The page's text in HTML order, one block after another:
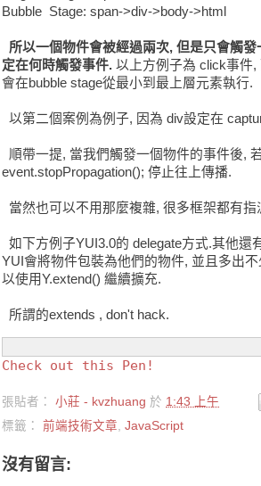
Bubble Stage: span->div->body->html
所以一個物件會被經過兩次, 但是只會觸
定在何時觸發事件. 以上方例子為 click事件,
會在bubble stage從最小到最上層元素執行.
以第二個案例為例子, 因為 div設定在
順帶一提, 當我們觸發一個物件的事件後,
event.stopPropagation(); 停止往上傳播.
當然也可以不用那麼複雜, 很多框架都有
如下方例子YUI3.0的 delegate方式.其他還
YUI會將物件包裝為他們的物件, 並且多出
以使用Y.extend() 繼續擴充.
所謂的extends , don't hack.
Check out this Pen!
張貼者： 小莊 - kvzhuang 於 1:43 上午
標籤： 前端技術文章, JavaScript
沒有留言: